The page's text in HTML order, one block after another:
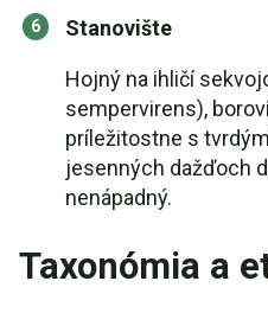
Stanovište
Hojný na ihličí
sempervirens),
príležitostne s
jesenných dažďoch
nenápadný.
Taxonómia a